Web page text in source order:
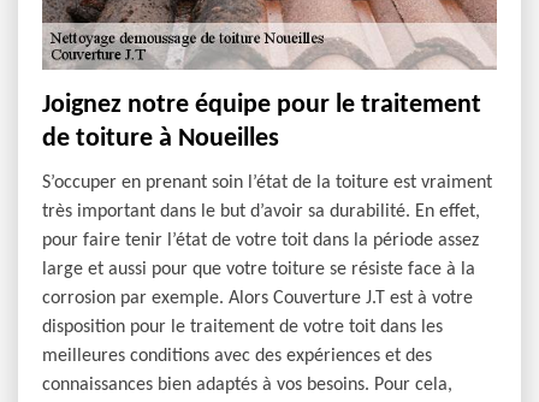
Joignez notre équipe pour le traitement
de toiture à Noueilles
S’occuper en prenant soin l’état de la toiture est vraiment
très important dans le but d’avoir sa durabilité. En effet,
pour faire tenir l’état de votre toit dans la période assez
large et aussi pour que votre toiture se résiste face à la
corrosion par exemple. Alors Couverture J.T est à votre
disposition pour le traitement de votre toit dans les
meilleures conditions avec des expériences et des
connaissances bien adaptés à vos besoins. Pour cela,